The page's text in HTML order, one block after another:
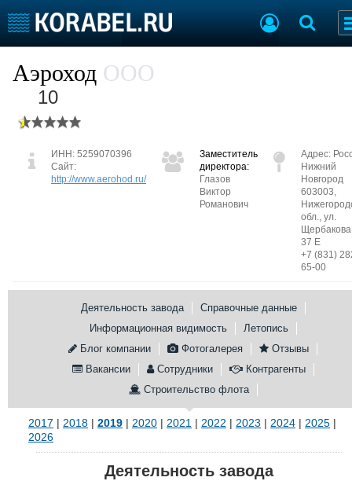
Предприятия
Пульс отрасли
Летопись
Рейтинг
О рейтинге
Судостроение
Крюинг
Торговая площадка
Доска объявлений
Услуги
Конференции
Выставки и семинары
Словарь
Флот
Галерея флота
Форум
Отзывы
Все службы
Аэроход ООО
10
ИНН: 5259070396
Сайт:
http://www.aerohod.ru/
Заместитель
директора:
Глазов
Виктор
Романович
Адрес:
Нижний
Новгород
603003,
обл., ул.
37 Е
+7 (831)
65-00
Деятельность завода
Справочные данные
Информационная видимость
Летопись
Блог компании
Фотогалерея
Отзывы
Вакансии
Сотрудники
Контрагенты
Строительство флота
2017 | 2018 | 2019 | 2020 | 2021 | 2022 | 2023 | 2024 | 2025 |
2026
Деятельность завода